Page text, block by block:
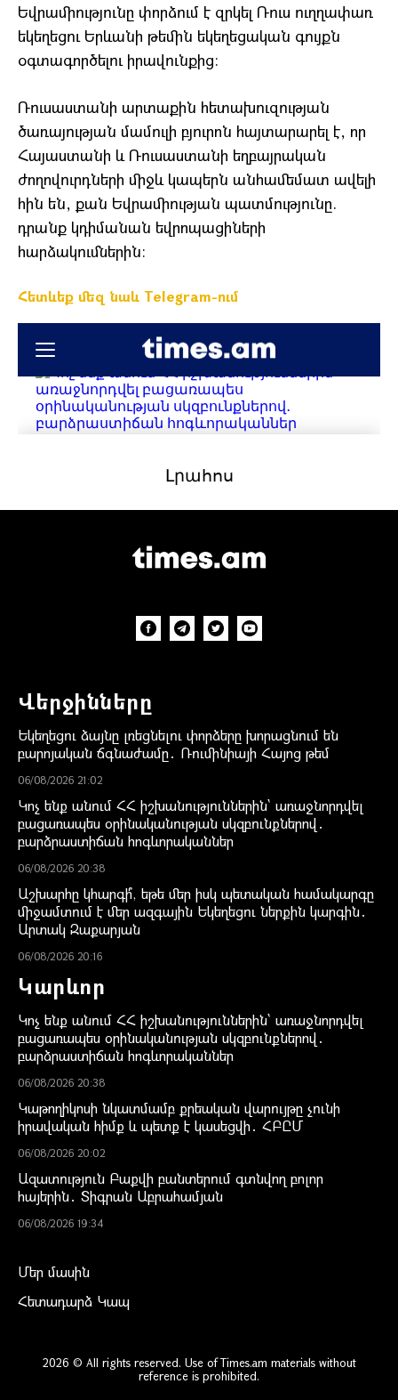
Եվրամիությունը փորձում է զրկել Ռուս ուղղափառ
եկեղեցու Երևանի թեմին եկեղեցական գույքն
օգտագործելու իրավունքից։
Ռուսաստանի արտաքին հետախուզության
ծառայության մամուլի բյուրոն հայտարարել է, որ
Հայաստանի և Ռուսաստանի եղբայրական
ժողովուրդների միջև կապերն անհամեմատ ավելի
հին են, քան Եվրամիության պատմությունը.
դրանք կդիմանան եվրոպացիների
հարձակումներին։
Հետևեք մեզ նաև Telegram-ում
Վերջինները
Եկեղեցու ձայնը լռեցնելու փորձերը խորացնում են
բարոյական ճգնաժամը․ Ռումինիայի Հայոց թեմ
06/08/2026 21:02
Կոչ ենք անում ՀՀ իշխանություններին` առաջնորդվել
բացառապես օրինականության սկզբունքներով․
բարձրաստիճան հոգևորականներ
06/08/2026 20:38
Աշխարհը կհարգի՞, եթե մեր իսկ պետական համակարգը
միջամտում է մեր ազգային Եկեղեցու ներքին կարգին․
Արտակ Զաքարյան
06/08/2026 20:16
Կարևոր
Կոչ ենք անում ՀՀ իշխանություններին` առաջնորդվել
բացառապես օրինականության սկզբունքներով․
բարձրաստիճան հոգևորականներ
06/08/2026 20:38
Կաթողիկոսի նկատմամբ քրեական վարույթը չունի
իրավական հիմք և պետք է կասեցվի․ ՀԲԸՄ
06/08/2026 20:02
Ազատություն Բաքվի բանտերում գտնվող բոլոր
հայերին․ Տիգրան Աբրահամյան
06/08/2026 19:34
Մեր մասին
Հետադարձ Կապ
2026 © All rights reserved. Use of Times.am materials without
reference is prohibited.